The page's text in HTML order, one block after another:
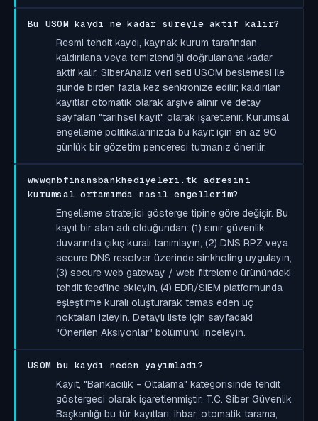
Bu USOM kaydı ne kadar süreyle aktif kalır?
Resmi tehdit kaydı, kaynak kurum tarafından
kaldırılana veya temizlendiği doğrulanana kadar
aktif kalır. SiberAnaliz veri seti USOM beslemesi ile
günde birden fazla kez senkronize edilir; kaldırılan
kayıtlar otomatik olarak arşive alınır ve detay
sayfaları "tarihsel kayıt" olarak işaretlenir. Kurumsal
engelleme politikalarınızda bu kayıt için en az 90
günlük bir gözetim penceresi tutmanız önerilir.
wwwqnbfinansbankhediyeleri.tk adresini
kurumsal ortamımda nasıl engellerim?
Engelleme stratejisi gösterge tipine göre değişir. Bu
kayıt bir alan adı olduğundan: (1) sınır güvenlik
duvarında çıkış kuralı tanımlayın, (2) DNS RPZ veya
secure DNS resolver üzerinde sinkholing uygulayın,
(3) secure web gateway / web filtreleme ürünündeki
tehdit feed'ine ekleyin, (4) EDR/SIEM platformunda
eşleştirme kuralı oluşturarak temas eden uç
noktaları izleyin. Detaylı liste için sayfadaki
"Önerilen Aksiyonlar" bölümünü inceleyin.
USOM bu kaydı neden yayımladı?
Kayıt, "Bankacılık - Oltalama" kategorisinde tehdit
göstergesi olarak işaretlenmiştir. T.C. Siber Güvenlik
Başkanlığı bu tür kayıtları; ihbar, otomatik tarama,